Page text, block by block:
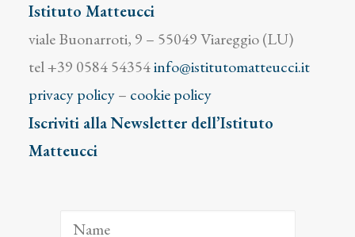
Istituto Matteucci
viale Buonarroti, 9 – 55049 Viareggio (LU)
tel +39 0584 54354info@istitutomatteucci.it
privacy policy– cookie policy
Iscriviti alla Newsletter dell’Istituto
Matteucci